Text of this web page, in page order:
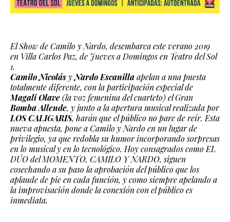
El Show de Camilo y Nardo, desembarca este verano 2019
en Villa Carlos Paz, de Jueves a Domingos en Teatro del Sol
1.
Camilo NicolásyNardo Escanillaapelan a una puesta
totalmente diferente, con la participación especial de
Magali Olave(la voz femenina del cuarteto) el Gran
Bomba Allende, y junto a la apertura musical realizada por
LOS CALIGARIS, harán que el público no pare de reír. Esta
nueva apuesta, pone a Camilo y Nardo en un lugar de
privilegio, ya que redobla su humor incorporando sorpresas
en lo musical y en lo tecnológico. Hoy consagrados como EL
DÚO del MOMENTO, CAMILO Y NARDO, siguen
cosechando a su paso la aprobación del público que los
aplaude de pie en cada función, y como siempre apelando a
la improvisación donde la conexión con el público es
inmediata.